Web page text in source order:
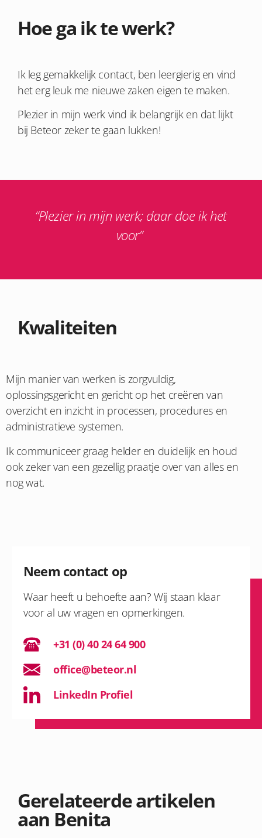
Hoe ga ik te werk?
Ik leg gemakkelijk contact, ben leergierig en vind
het erg leuk me nieuwe zaken eigen te maken.
Plezier in mijn werk vind ik belangrijk en dat lijkt
bij Beteor zeker te gaan lukken!
“Plezier in mijn werk; daar doe ik het
voor”
Kwaliteiten
Mijn manier van werken is zorgvuldig,
oplossingsgericht en gericht op het creëren van
overzicht en inzicht in processen, procedures en
administratieve systemen.
Ik communiceer graag helder en duidelijk en houd
ook zeker van een gezellig praatje over van alles en
nog wat.
Neem contact op
Waar heeft u behoefte aan? Wij staan klaar
voor al uw vragen en opmerkingen.
+31 (0) 40 24 64 900
office@beteor.nl
LinkedIn Profiel
Gerelateerde artikelen
aan Benita